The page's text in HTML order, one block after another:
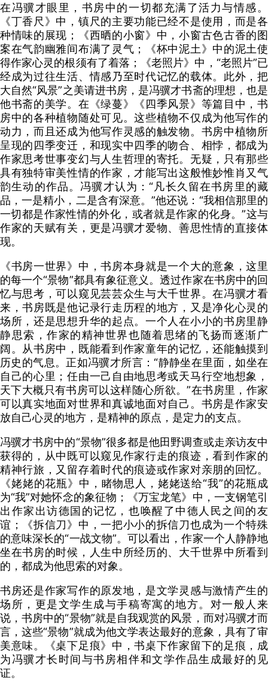
在冯骥才眼里，书房中的一切都充满了活力与情感。
《丁香尺》中，镇尺的主要功能已经不是使用，而是各
种情味的展现；《西晒的小窗》中，小窗古色古香的图
案在气韵幽雅间布满了灵气；《杯中泥土》中的泥土使
得作家心灵的根须有了着落；《老照片》中，“老照片”已
经成为过往生活、情感乃至时代记忆的载体。此外，把
大自然“风景”之美请进书房，是冯骥才书斋的理想，也是
他书斋的美学。在《绿蔓》《四季风景》等篇目中，书
房中的各种植物随处可见。这些植物不仅成为他写作的
动力，而且还成为他写作灵感的触发物。书房中植物所
呈现的四季变迁，和现实中四季的吻合、相悖，都成为
作家思考世事变幻与人生哲理的寄托。无疑，只有那些
具有独特审美性情的作家，才能写出这般惟妙惟肖又气
韵生动的作品。冯骥才认为：“凡长久留在书房里的藏
品，一是精小，二是含有深意。”他还说：“我相信那里的
一切都是作家性情的外化，或者就是作家的化身。”这与
作家的天赋有关，更是冯骥才爱物、善思性情的直接体
现。
《书房一世界》中，书房本身就是一个大的意象，这里
的每一个“景物”都具有象征意义。透过作家在书房中的回
忆与思考，可以窥见芸芸众生与大千世界。在冯骥才看
来，书房既是他记录行走历程的地方，又是净化心灵的
场所，还是思想升华的起点。一个人在小小的书房里静
静思索，作家的精神世界也随着思绪的飞扬而逐渐广
阔。从书房中，既能看到作家童年的记忆，还能触摸到
历史的气息。正如冯骥才所言：“静静坐在里面，如坐在
自己的心里；任由一己自由地思考或天马行空地想象，
天下大概只有书房可以这样随心所欲。”在书房里，作家
可以真实地面对世界和真诚地面对自己。书房是作家安
放自己心灵的地方，是精神的原点，是定力的支点。
冯骥才书房中的“景物”很多都是他田野调查或走亲访友中
获得的，从中既可以窥见作家行走的痕迹，看到作家的
精神行旅，又留存着时代的痕迹或作家对亲朋的回忆。
《姥姥的花瓶》中，睹物思人，姥姥送给“我”的花瓶成
为“我”对她怀念的象征物；《万宝龙笔》中，一支钢笔引
出作家出访德国的记忆，也唤醒了中德人民之间的友
谊；《拆信刀》中，一把小小的拆信刀也成为一个特殊
的意味深长的“一战文物”。可以看出，作家一个人静静地
坐在书房的时候，人生中所经历的、大千世界中所看到
的，都成为他思索的对象。
书房还是作家写作的原发地，是文学灵感与激情产生的
场所，更是文学生成与手稿寄寓的地方。对一般人来
说，书房中的“景物”就是自我观赏的风景，而对冯骥才而
言，这些“景物”就成为他文学表达最好的意象，具有了审
美意味。《桌下足痕》中，书桌下作家留下的足痕，成
为冯骥才长时间与书房相伴和文学作品生成最好的见
证。